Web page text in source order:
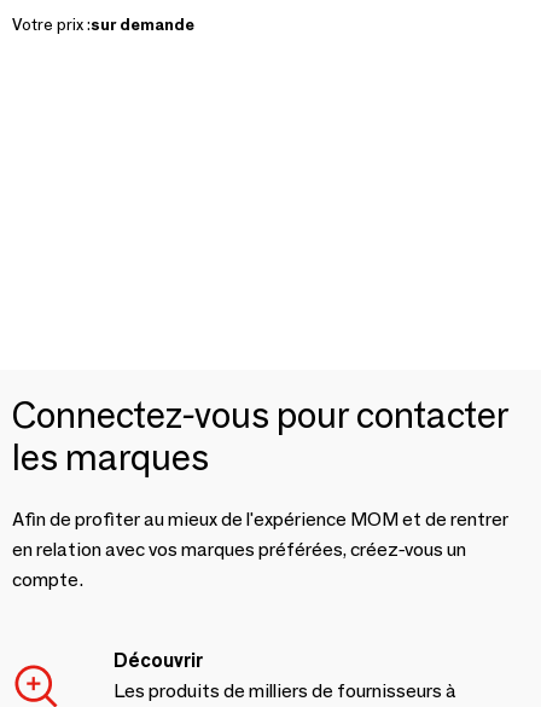
Votre prix :sur demande
Connectez-vous pour contacter
les marques
Afin de profiter au mieux de l'expérience MOM et de rentrer
en relation avec vos marques préférées, créez-vous un
compte.
Découvrir
Les produits de milliers de fournisseurs à